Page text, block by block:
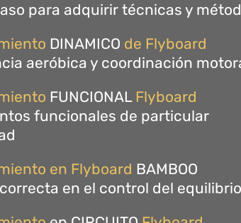
para adquirir técnicas y
DINAMICO de Flyboard
aeróbica y coordinación
FUNCIONAL Flyboard
funcionales de particular
en Flyboard BAMBOO
en el control del equilibrio